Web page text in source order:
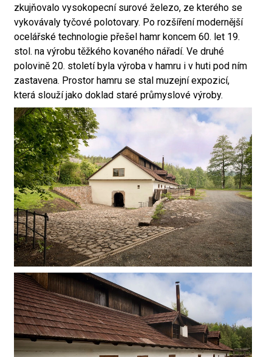
zkujňovalo vysokopecní surové železo, ze kterého se
vykovávaly tyčové polotovary. Po rozšíření modernější
ocelářské technologie přešel hamr koncem 60. let 19.
stol. na výrobu těžkého kovaného nářadí. Ve druhé
polovině 20. století byla výroba v hamru i v huti pod ním
zastavena. Prostor hamru se stal muzejní expozicí,
která slouží jako doklad staré průmyslové výroby.